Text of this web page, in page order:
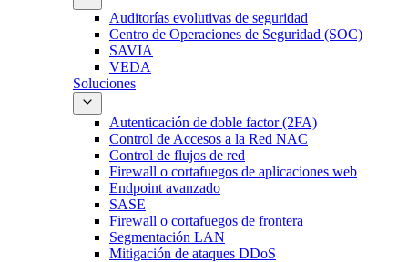
Auditorías evolutivas de seguridad
Centro de Operaciones de Seguridad (SOC)
SAVIA
VEDA
Soluciones
Autenticación de doble factor (2FA)
Control de Accesos a la Red NAC
Control de flujos de red
Firewall o cortafuegos de aplicaciones web
Endpoint avanzado
SASE
Firewall o cortafuegos de frontera
Segmentación LAN
Mitigación de ataques DDoS